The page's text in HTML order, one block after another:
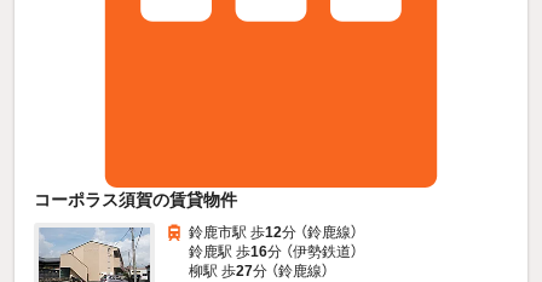
コーポラス須賀の賃貸物件
鈴鹿市駅 歩12分 （鈴鹿線）
鈴鹿駅 歩16分 （伊勢鉄道）
柳駅 歩27分 （鈴鹿線）